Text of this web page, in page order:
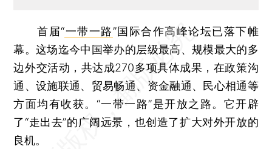
首届“一带一路”国际合作高峰论坛已落下帷
幕。这场迄今中国举办的层级最高、规模最大的多
边外交活动，共达成270多项具体成果，在政策沟
通、设施联通、贸易畅通、资金融通、民心相通等
方面均有收获。“一带一路”是开放之路。它开辟
了“走出去”的广阔远景，也创造了扩大对外开放的
良机。